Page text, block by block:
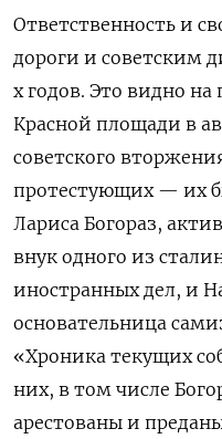
Ответственность и
дороги и советским
х годов. Это видно
Красной площади в
советского
протестующих — их
Лариса Богораз,
внук одного из
иностранных дел, и
основательница
«Хроника текущих
них, в том числе
арестованы и